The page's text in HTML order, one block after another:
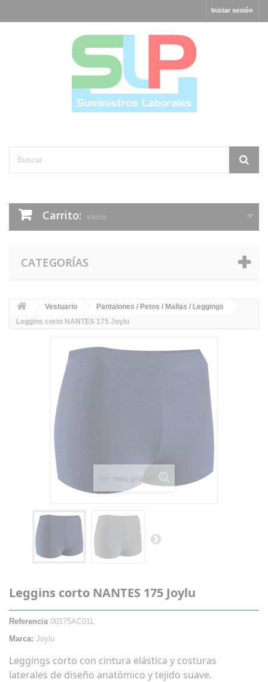
Iniciar sesión
Carrito: vacío
CATEGORÍAS
Vestuario
Pantalones / Petos / Mallas / Leggings
Leggins corto NANTES 175 Joylu
Ver más grande
Leggins corto NANTES 175 Joylu
Referencia 00175AC01L
Marca: Joylu
Leggings corto con cintura elástica y costuras
laterales de diseño anatómico y tejido suave.